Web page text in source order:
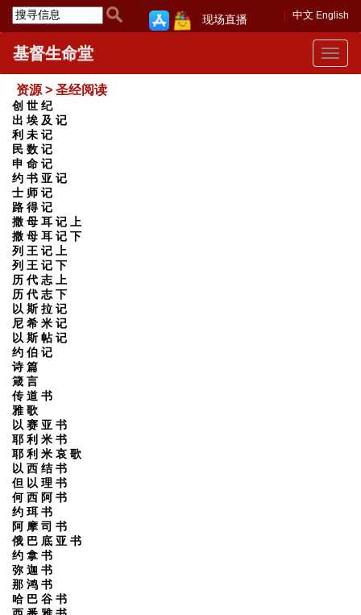
中文 English
现场直播
Toggle
基督生命堂
资源 > 圣经阅读
创 世 纪
出 埃 及 记
利 未 记
民 数 记
申 命 记
约 书 亚 记
士 师 记
路 得 记
撒 母 耳 记 上
撒 母 耳 记 下
列 王 记 上
列 王 记 下
历 代 志 上
历 代 志 下
以 斯 拉 记
尼 希 米 记
以 斯 帖 记
约 伯 记
诗 篇
箴 言
传 道 书
雅 歌
以 赛 亚 书
耶 利 米 书
耶 利 米 哀 歌
以 西 结 书
但 以 理 书
何 西 阿 书
约 珥 书
阿 摩 司 书
俄 巴 底 亚 书
约 拿 书
弥 迦 书
那 鸿 书
哈 巴 谷 书